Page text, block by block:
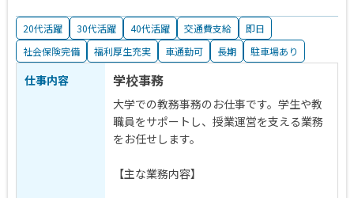
20代活躍 30代活躍 40代活躍 交通費支給
即日
社会保険完備
福利厚生充実 車通勤可 長期 駐車場あり
仕事内容 学校事務
大学での教務事務のお仕事です。学生や教
職員をサポートし、授業運営を支える業務
をお任せします。
【主な業務内容】